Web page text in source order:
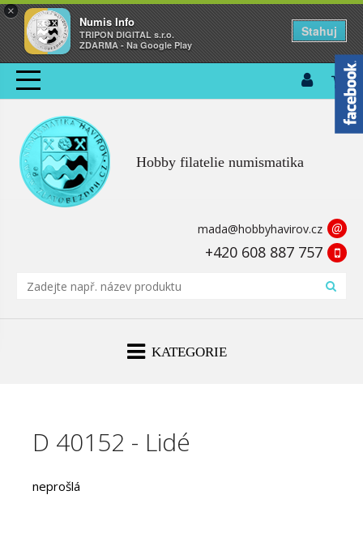
×
Numis Info
TRIPON DIGITAL s.r.o.
ZDARMA - Na Google Play
Stahuj
Hobby filatelie numismatika
mada@hobbyhavirov.cz @
+420 608 887 757
KATEGORIE
D 40152 - Lidé
neprošlá